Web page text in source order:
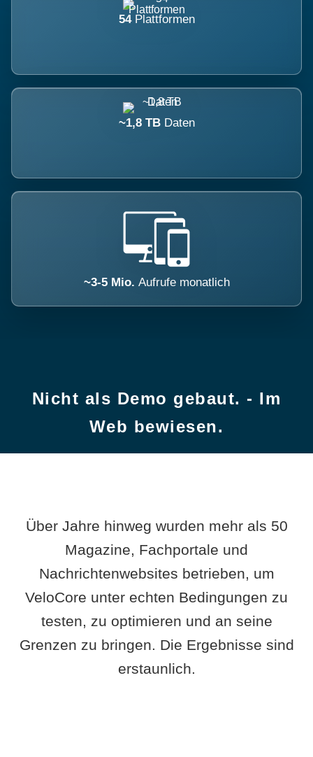
54 Plattformen
~1,8 TB Daten
~3-5 Mio. Aufrufe monatlich
Nicht als Demo gebaut. - Im
Web bewiesen.
Über Jahre hinweg wurden mehr als 50
Magazine, Fachportale und
Nachrichtenwebsites betrieben, um
VeloCore unter echten Bedingungen zu
testen, zu optimieren und an seine
Grenzen zu bringen. Die Ergebnisse sind
erstaunlich.